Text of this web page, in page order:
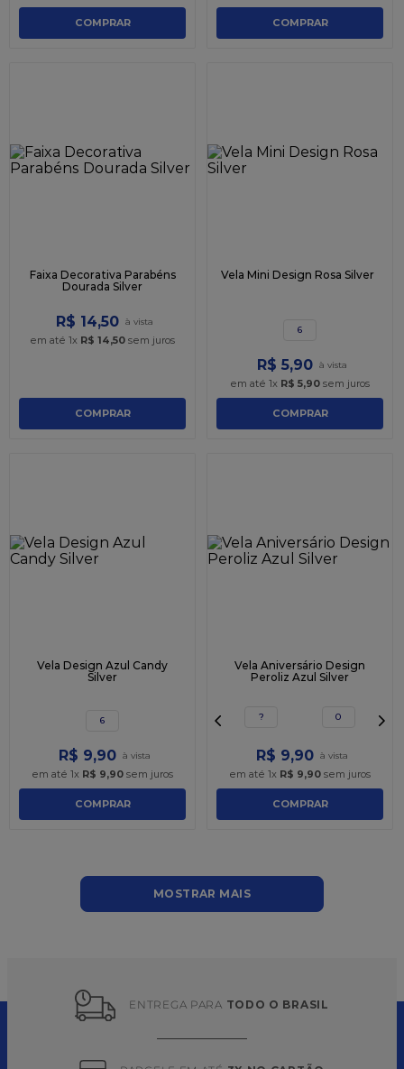
COMPRAR COMPRAR
Faixa Decorativa Parabéns
Dourada Silver
R$ 14,50
em até 1x R$ 14,50 sem juros
COMPRAR
Vela Mini Design Rosa Silver
6
R$ 5,90
em até 1x R$ 5,90 sem juros
COMPRAR
Vela Design Azul Candy
Silver
6
R$ 9,90
em até 1x R$ 9,90 sem juros
COMPRAR
Vela Aniversário Design
Peroliz Azul Silver
? 0
R$ 9,90
em até 1x R$ 9,90 sem juros
COMPRAR
MOSTRAR MAIS
ENTREGA PARA TODO O BRASIL